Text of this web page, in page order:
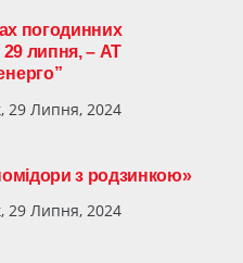
погодинних
липня, – АТ
29 Липня, 2024
з родзинкою»
29 Липня, 2024